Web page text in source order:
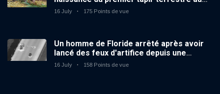
zoo du Royaume-Uni depuis 14 ans
16 July 175 Points de vue
Un homme de Floride arrêté après avoir
lancé des feux d'artifice depuis une
voiture en mouvement
16 July 158 Points de vue